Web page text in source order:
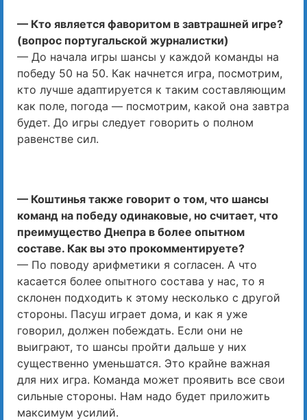
— Кто является фаворитом в завтрашней игре?
(вопрос португальской журналистки)
— До начала игры шансы у каждой команды на
победу 50 на 50. Как начнется игра, посмотрим,
кто лучше адаптируется к таким составляющим
как поле, погода — посмотрим, какой она завтра
будет. До игры следует говорить о полном
равенстве сил.
— Коштинья также говорит о том, что шансы
команд на победу одинаковые, но считает, что
преимущество Днепра в более опытном
составе. Как вы это прокомментируете?
— По поводу арифметики я согласен. А что
касается более опытного состава у нас, то я
склонен подходить к этому несколько с другой
стороны. Пасуш играет дома, и как я уже
говорил, должен побеждать. Если они не
выиграют, то шансы пройти дальше у них
существенно уменьшатся. Это крайне важная
для них игра. Команда может проявить все свои
сильные стороны. Нам надо будет приложить
максимум усилий.